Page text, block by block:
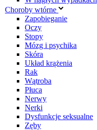
Choroby wtórne
Zapobieganie
Oczy
Stopy
Mózg i psychika
Skóra
Układ krążenia
Rak
Wątroba
Płuca
Nerwy
Nerki
Dysfunkcje seksualne
Zęby